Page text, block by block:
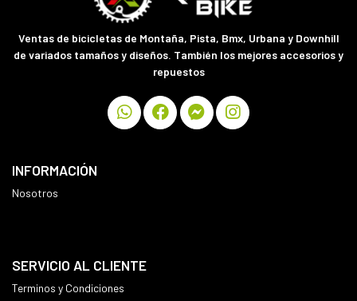
Ventas de bicicletas de Montaña, Pista, Bmx, Urbana y Downhill
de variados tamaños y diseños. También los mejores accesorios y
repuestos
INFORMACIÓN
Nosotros
SERVICIO AL CLIENTE
Terminos y Condiciones